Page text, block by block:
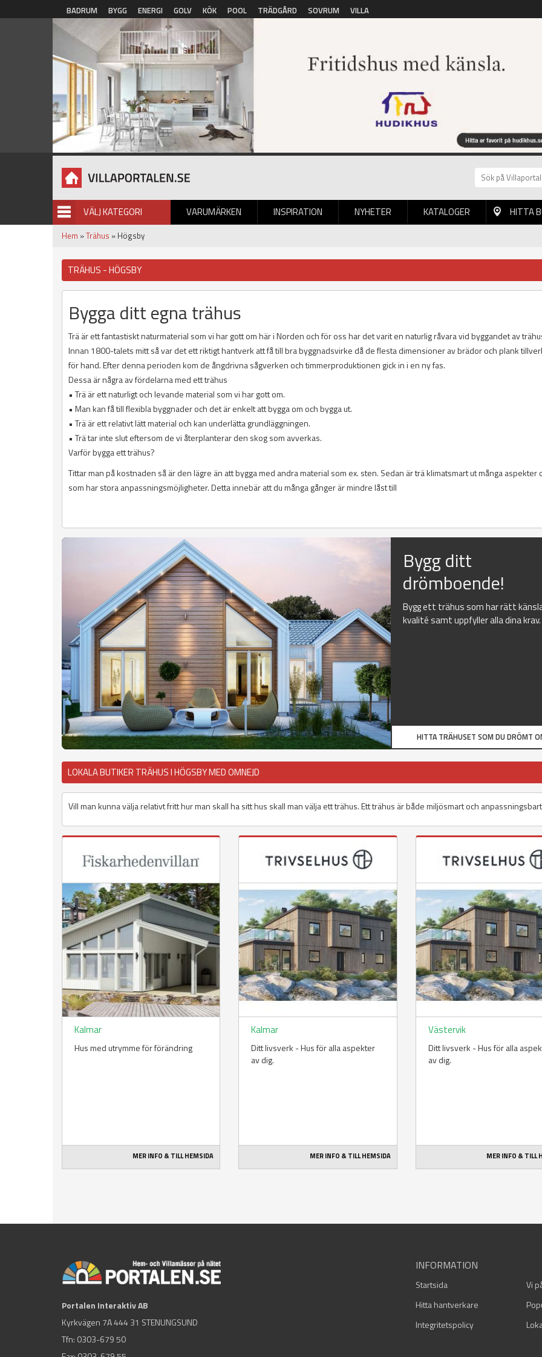
Hoppa till huvudinnehåll
BADRUM BYGG ENERGI GOLV KÖK POOL TRÄDGÅRD SOVRUM VILLA
VÄLJ KATEGORI VARUMÄRKEN INSPIRATION NYHETER
BILDGALLERI KATALOGER HITTA
Hem »Trähus » Högsby
TRÄHUS - HÖGSBY
Bygga ditt egna trähus
Trä är ett fantastiskt naturmaterial som vi har gott om här i Norden och för oss har det varit en naturlig råvara vid byggandet av
Innan 1800-talets mitt så var det ett riktigt hantverk att få till bra byggnadsvirke då de flesta dimensioner av brädor och plank
för hand. Efter denna perioden kom de ångdrivna sågverken och timmerproduktionen gick in i en ny fas.
Dessa är några av fördelarna med ett trähus
• Trä är ett naturligt och levande material som vi har gott om.
• Man kan få till flexibla byggnader och det är enkelt att bygga om och bygga ut.
• Trä är ett relativt lätt material och kan underlätta grundläggningen.
• Trä tar inte slut eftersom de vi återplanterar den skog som avverkas.
Varför bygga ett trähus?
Tittar man på kostnaden så är den lägre än att bygga med andra material som ex. sten. Sedan är trä klimatsmart ut många aspekter
som har stora anpassningsmöjligheter. Detta innebär att du många gånger är mindre låst till
Bygg ditt
drömboende!
Bygg ett trähus som har rätt
kvalité samt uppfyller alla dina krav.
HITTA TRÄHUSET SOM DU DRÖMT
LOKALA BUTIKER TRÄHUS I HÖGSBY MED OMNEJD
Vill man kunna välja relativt fritt hur man skall ha sitt hus skall man välja ett trähus. Ett trähus är både miljösmart och
Kalmar
Hus med utrymme för förändring
MER INFO & TILL HEMSIDA
Kalmar
Ditt livsverk - Hus för alla aspekter
av dig.
MER INFO & TILL HEMSIDA
Västervik
Ditt livsverk - Hus för alla
av dig.
MER INFO & TILL
Portalen Interaktiv AB
Kyrkvägen 7A 444 31 STENUNGSUND
Tfn: 0303-679 50
INFORMATION
Startsida
Vi
Hitta hantverkare
Integritetspolicy